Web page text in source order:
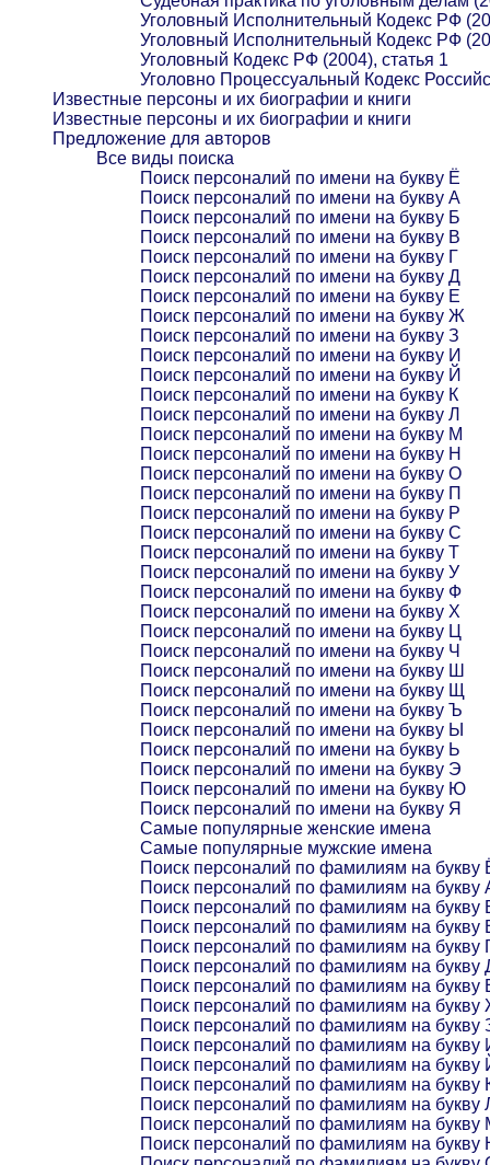
Уголовный Исполнительный Кодекс РФ
Уголовный Исполнительный Кодекс РФ
Уголовный Кодекс РФ (2004), статья 1
Уголовно Процессуальный Кодекс
Известные персоны и их биографии и книги
Известные персоны и их биографии и книги
Предложение для авторов
Все виды поиска
Поиск персоналий по имени на букву Ё
Поиск персоналий по имени на букву А
Поиск персоналий по имени на букву Б
Поиск персоналий по имени на букву В
Поиск персоналий по имени на букву Г
Поиск персоналий по имени на букву Д
Поиск персоналий по имени на букву Е
Поиск персоналий по имени на букву Ж
Поиск персоналий по имени на букву З
Поиск персоналий по имени на букву И
Поиск персоналий по имени на букву Й
Поиск персоналий по имени на букву К
Поиск персоналий по имени на букву Л
Поиск персоналий по имени на букву М
Поиск персоналий по имени на букву Н
Поиск персоналий по имени на букву О
Поиск персоналий по имени на букву П
Поиск персоналий по имени на букву Р
Поиск персоналий по имени на букву С
Поиск персоналий по имени на букву Т
Поиск персоналий по имени на букву У
Поиск персоналий по имени на букву Ф
Поиск персоналий по имени на букву Х
Поиск персоналий по имени на букву Ц
Поиск персоналий по имени на букву Ч
Поиск персоналий по имени на букву Ш
Поиск персоналий по имени на букву Щ
Поиск персоналий по имени на букву Ъ
Поиск персоналий по имени на букву Ы
Поиск персоналий по имени на букву Ь
Поиск персоналий по имени на букву Э
Поиск персоналий по имени на букву Ю
Поиск персоналий по имени на букву Я
Самые популярные женские имена
Самые популярные мужские имена
Поиск персоналий по фамилиям на букву
Поиск персоналий по фамилиям на букву
Поиск персоналий по фамилиям на букву
Поиск персоналий по фамилиям на букву
Поиск персоналий по фамилиям на букву
Поиск персоналий по фамилиям на букву
Поиск персоналий по фамилиям на букву
Поиск персоналий по фамилиям на букву
Поиск персоналий по фамилиям на букву
Поиск персоналий по фамилиям на букву
Поиск персоналий по фамилиям на букву
Поиск персоналий по фамилиям на букву
Поиск персоналий по фамилиям на букву
Поиск персоналий по фамилиям на букву
Поиск персоналий по фамилиям на букву